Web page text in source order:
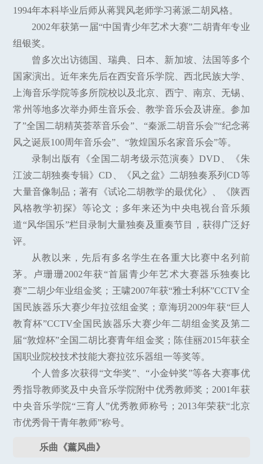
1994年本科毕业后师从蒋巽风老师学习蒋派二胡风格。
2002年获第一届“中国青少年艺术大赛”二胡青年专业
组银奖。
曾多次出访德国、瑞典、日本、新加坡、法国等多个
国家演出。近年来先后在西安音乐学院、西北民族大学、
上海音乐学院等多所院校以及北京、西宁、南京、无锡、
常州等地多次举办师生音乐会、教学音乐会及讲座。参加
了”全国二胡精英荟萃音乐会”、“秦派二胡音乐会”“纪念蒋
风之诞辰100周年音乐会”、“敦煌国乐名家音乐会”等。
录制出版有《全国二胡考级示范演奏》DVD、《朱
江波二胡独奏专辑》CD、《风之盆》二胡独奏系列CD等
大量音像制品；著有《试论二胡教学的最优化》、《陕西
风格教学初探》等论文；多年来还为中央电视台音乐频
道“风华国乐”栏目录制大量独奏及重奏节目，获得广泛好
评。
从教以来，先后有多名学生在各重大比赛中名列前
茅。卢珊珊2002年获“首届青少年艺术大赛器乐独奏比
赛”二胡少年业组金奖；王啸2007年获“雅士利杯”CCTV全
国民族器乐大赛少年拉弦组金奖；章海玥2009年获“巨人
教育杯”CCTV全国民族器乐大赛少年二胡组金奖及第二
届“敦煌杯”全国二胡比赛青年组金奖；陈佳丽2015年获全
国职业院校技术技能大赛拉弦乐器组一等奖等。
个人曾多次获得“文华奖”、“小金钟奖”等各大赛事优
秀指导教师奖及中央音乐学院附中优秀教师奖；2001年获
中央音乐学院“三育人”优秀教师称号；2013年荣获“北京
市优秀骨干青年教师”称号。
乐曲《薰风曲》